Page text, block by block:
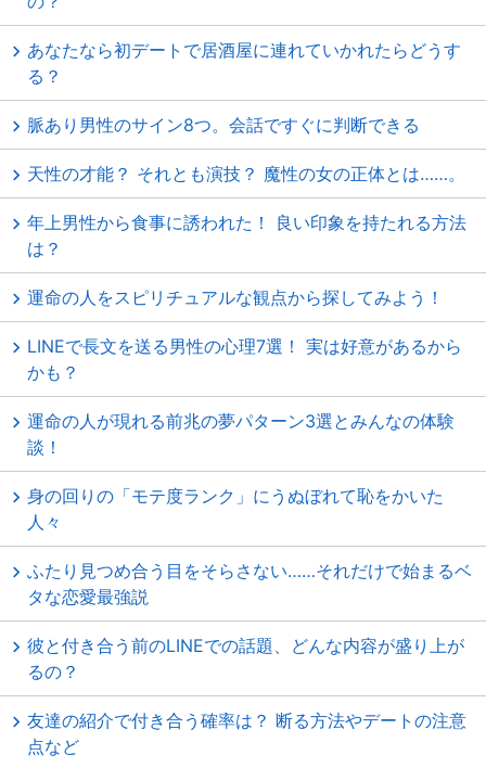
あなたなら初デートで居酒屋に連れていかれたらどうす
る？
脈あり男性のサイン8つ。会話ですぐに判断できる
天性の才能？ それとも演技？ 魔性の女の正体とは……。
年上男性から食事に誘われた！ 良い印象を持たれる方法
は？
運命の人をスピリチュアルな観点から探してみよう！
LINEで長文を送る男性の心理7選！ 実は好意があるから
かも？
運命の人が現れる前兆の夢パターン3選とみんなの体験
談！
身の回りの「モテ度ランク」にうぬぼれて恥をかいた
人々
ふたり見つめ合う目をそらさない……それだけで始まるベ
タな恋愛最強説
彼と付き合う前のLINEでの話題、どんな内容が盛り上が
るの？
友達の紹介で付き合う確率は？ 断る方法やデートの注意
点など